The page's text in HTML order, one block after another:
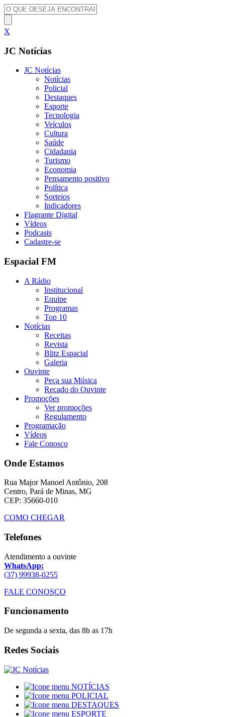
X
JC Notícias
JC Notícias
Notícias
Policial
Destaques
Esporte
Tecnologia
Veículos
Cultura
Saúde
Cidadania
Turismo
Economia
Pensamento positivo
Política
Sorteios
Indicadores
Flagrante Digital
Vídeos
Podcasts
Cadastre-se
Espacial FM
A Rádio
Institucional
Equipe
Programas
Top 10
Notícias
Receitas
Revista
Blitz Espacial
Galeria
Ouvinte
Peça sua Música
Recado do Ouvinte
Promoções
Ver promoções
Regulamento
Programação
Vídeos
Fale Conosco
Onde Estamos
Rua Major Manoel Antônio, 208
Centro, Pará de Minas, MG
CEP: 35660-010
COMO CHEGAR
Telefones
Atendimento a ouvinte
WhatsApp:
(37) 99938-0255
FALE CONOSCO
Funcionamento
De segunda a sexta, das 8h as 17h
Redes Sociais
NOTÍCIAS
POLICIAL
DESTAQUES
ESPORTE